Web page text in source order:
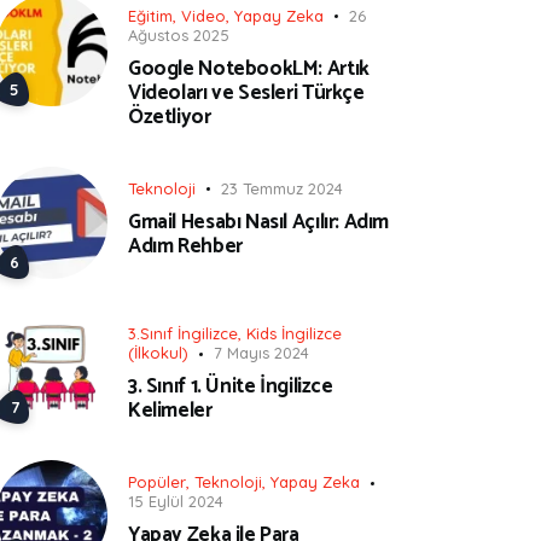
Eğitim Video Yapay Zeka
26
Ağustos 2025
Google NotebookLM: Artık
Videoları ve Sesleri Türkçe
Özetliyor
Teknoloji 23 Temmuz 2024
Gmail Hesabı Nasıl Açılır: Adım
Adım Rehber
3.Sınıf İngilizce, Kids İngilizce
(İlkokul)
7 Mayıs 2024
3. Sınıf 1. Ünite İngilizce
Kelimeler
Popüler, Teknoloji, Yapay Zeka
15 Eylül 2024